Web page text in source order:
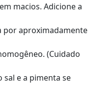
macios. Adicione a
por aproximadamente
(Cuidado
sal e a pimenta se